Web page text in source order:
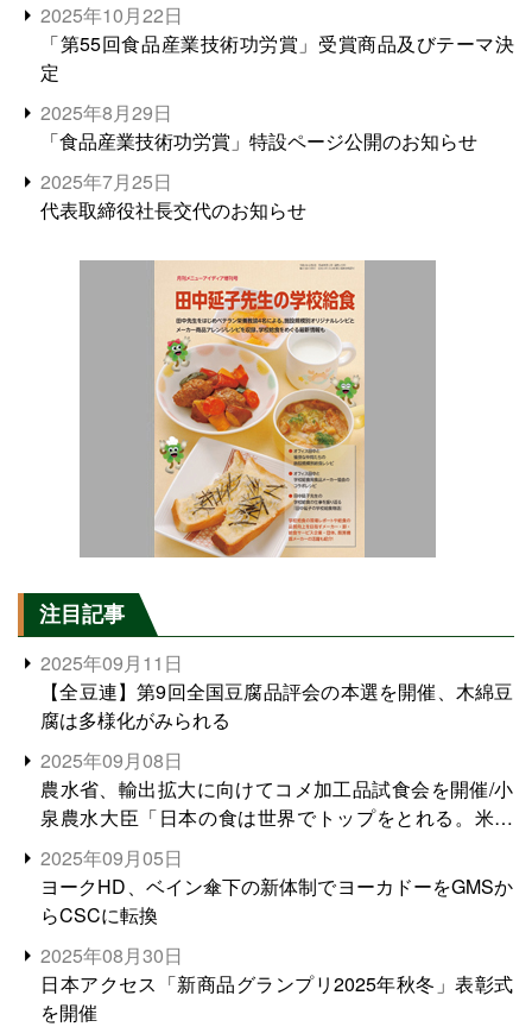
2025年10月22日
「第55回食品産業技術功労賞」受賞商品及びテーマ決
定
2025年8月29日
「食品産業技術功労賞」特設ページ公開のお知らせ
2025年7月25日
代表取締役社長交代のお知らせ
注目記事
2025年09月11日
【全豆連】第9回全国豆腐品評会の本選を開催、木綿豆
腐は多様化がみられる
2025年09月08日
農水省、輸出拡大に向けてコメ加工品試食会を開催/小
泉農水大臣「日本の食は世界でトップをとれる。米増
産に向けて、米輸出需要の拡大を」
2025年09月05日
ヨークHD、ベイン傘下の新体制でヨーカドーをGMSか
らCSCに転換
2025年08月30日
日本アクセス「新商品グランプリ2025年秋冬」表彰式
を開催